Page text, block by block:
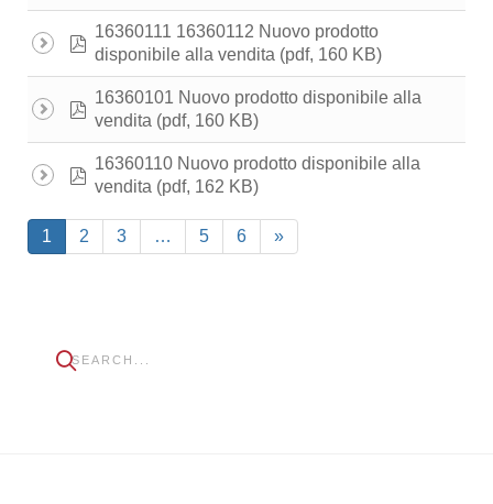
pdf
16360111 16360112 Nuovo prodotto
disponibile alla vendita (pdf, 160 KB)
pdf
16360101 Nuovo prodotto disponibile alla
vendita (pdf, 160 KB)
pdf
16360110 Nuovo prodotto disponibile alla
vendita (pdf, 162 KB)
1 2 3 … 5 6 »